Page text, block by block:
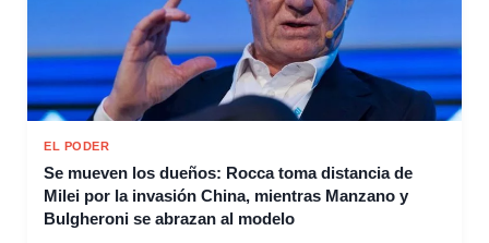
EL PODER
Se mueven los dueños: Rocca toma distancia de
Milei por la invasión China, mientras Manzano y
Bulgheroni se abrazan al modelo